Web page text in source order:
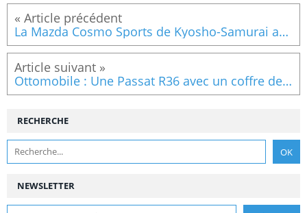
La Mazda Cosmo Sports de Kyosho-Samurai au 1:12 n'a pas d'ouvrants
Ottomobile : Une Passat R36 avec un coffre de toit pour septembre (OT789)
NEWSLETTER
RECHERCHE